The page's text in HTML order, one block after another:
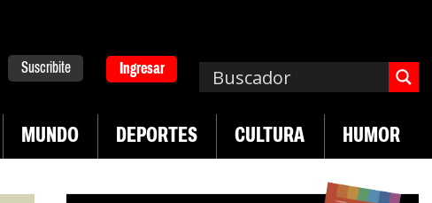
Suscribite Ingresar
MUNDO DEPORTES CULTURA HUMOR